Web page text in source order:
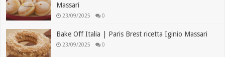
Massari
23/09/2025 0
Bake Off Italia | Paris Brest ricetta Iginio Massari
23/09/2025 0